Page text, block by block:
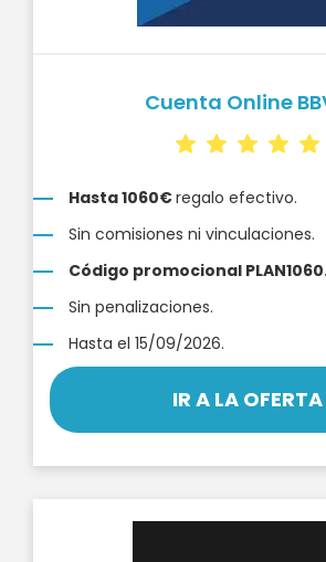
Cuenta Online
Hasta 1060€regalo efectivo.
Sin comisiones ni vinculaciones.
Código promocional
Sin penalizaciones.
Hasta el 15/09/2026.
IR A LA OFERTA